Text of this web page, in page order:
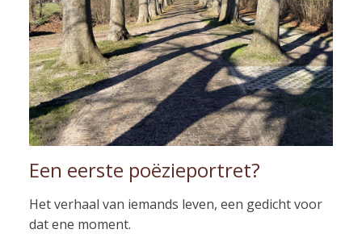
Een eerste poëzieportret?
Het verhaal van iemands leven, een gedicht voor
dat ene moment.